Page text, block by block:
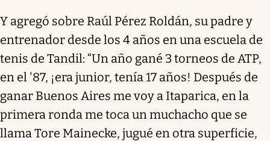
Y agregó sobre Raúl Pérez Roldán, su padre y
entrenador desde los 4 años en una escuela de
tenis de Tandil: “Un año gané 3 torneos de ATP,
en el '87, ¡era junior, tenía 17 años! Después de
ganar Buenos Aires me voy a Itaparica, en la
primera ronda me toca un muchacho que se
llama Tore Mainecke, jugué en otra superficie,